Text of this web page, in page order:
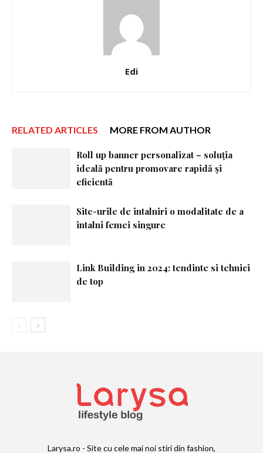
Edi
RELATED ARTICLES MORE FROM AUTHOR
Roll up banner personalizat – soluția
ideală pentru promovare rapidă și
eficientă
Site-urile de intalniri o modalitate de a
intalni femei singure
Link Building in 2024: tendinte si tehnici
de top
Larysa.ro - Site cu cele mai noi stiri din fashion,